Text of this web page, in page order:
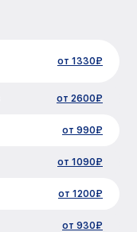
от 1330₽
от 2600₽
от 990₽
от 1090₽
от 1200₽
от 930₽